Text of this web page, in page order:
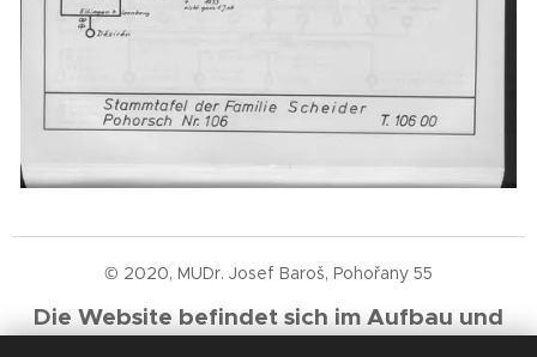
© 2020, MUDr. Josef Baroš, Pohořany 55
Die Website befindet sich im Aufbau und